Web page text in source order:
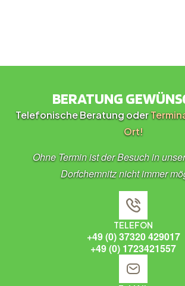
BERATUNG
Telefonische Beratung oder
Ort!
Ohne Termin ist der Besuch in
Dorfchemnitz nicht immer
TELEFON
+49 (0) 37320 429017
+49 (0) 1723421557